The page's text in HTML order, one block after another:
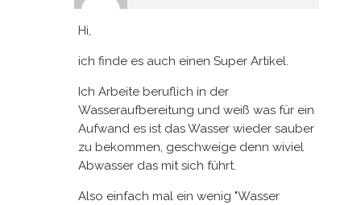
Hi,
ich finde es auch einen Super Artikel.
Ich Arbeite beruflich in der
Wasseraufbereitung und weiß was für ein
Aufwand es ist das Wasser wieder sauber
zu bekommen, geschweige denn wiviel
Abwasser das mit sich führt.
Also einfach mal ein wenig "Wasser